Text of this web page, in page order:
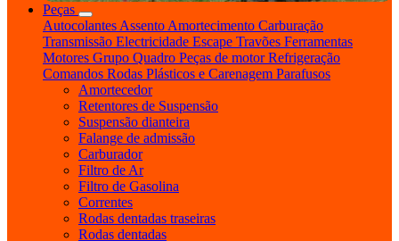
Peças
Autocolantes Assento Amortecimento Carburação
Transmissão Electricidade Escape Travões Ferramentas
Motores Grupo Quadro Peças de motorRefrigeração
Comandos Rodas Plásticos e Carenagem Parafusos
Amortecedor
Retentores de Suspensão
Suspensão dianteira
Falange de admissão
Carburador
Filtro de Ar
Filtro de Gasolina
Correntes
Rodas dentadas traseiras
Rodas dentadas